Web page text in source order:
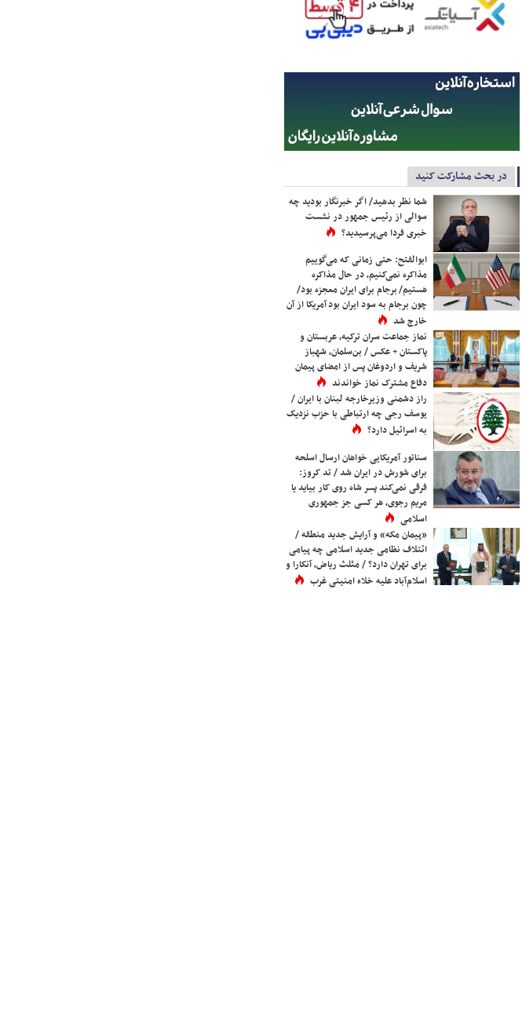
در بحث مشارکت کنید
شما نظر بدهید/ اگر خبرنگار بودید چه
سوالی از رئیس جمهور در نشست
خبری فردا می‌پرسیدید؟
ابوالفتح: حتی زمانی که می‌گوییم
مذاکره نمی‌کنیم، در حال مذاکره
هستیم/ برجام برای ایران معجزه بود/
چون برجام به سود ایران بود آمریکا از آن
خارج شد
نماز جماعت سران ترکیه، عربستان و
پاکستان + عکس / بن‌سلمان، شهباز
شریف و اردوغان پس از امضای پیمان
دفاع مشترک نماز خواندند
راز دشمنی وزیرخارجه لبنان با ایران /
یوسف رجی چه ارتباطی با حزب نزدیک
به اسرائیل دارد؟
سناتور آمریکایی خواهان ارسال اسلحه
برای شورش در ایران شد / تد کروز:
فرقی نمی‌کند پسر شاه روی کار بیاید یا
مریم رجوی، هر کسی جز جمهوری
اسلامی
«پیمان مکه» و آرایش جدید منطقه /
ائتلاف نظامی جدید اسلامی چه پیامی
برای تهران دارد؟ / مثلث ریاض، آنکارا و
اسلام‌آباد علیه خلاء امنیتی غرب